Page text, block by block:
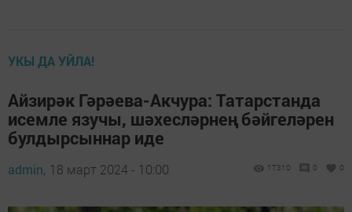
УКЫ ДА УЙЛА!
Айзирәк Гәрәева-Акчура: Татарстанда
исемле язучы, шәхесләрнең бәйгеләрен
булдырсыннар иде
admin, 18 март 2024 - 10:00 17310 0 0